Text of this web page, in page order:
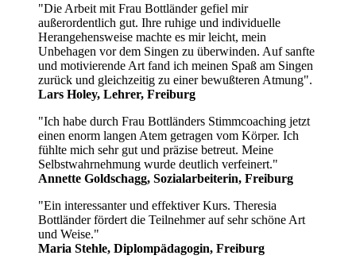
"Die Arbeit mit Frau Bottländer gefiel mir
außerordentlich gut. Ihre ruhige und individuelle
Herangehensweise machte es mir leicht, mein
Unbehagen vor dem Singen zu überwinden. Auf sanfte
und motivierende Art fand ich meinen Spaß am Singen
zurück und gleichzeitig zu einer bewußteren Atmung".
Lars Holey, Lehrer, Freiburg
"Ich habe durch Frau Bottländers Stimmcoaching jetzt
einen enorm langen Atem getragen vom Körper. Ich
fühlte mich sehr gut und präzise betreut. Meine
Selbstwahrnehmung wurde deutlich verfeinert."
Annette Goldschagg, Sozialarbeiterin, Freiburg
"Ein interessanter und effektiver Kurs. Theresia
Bottländer fördert die Teilnehmer auf sehr schöne Art
und Weise."
Maria Stehle, Diplompädagogin, Freiburg